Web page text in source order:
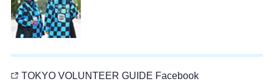
TOKYO VOLUNTEER GUIDE Facebook